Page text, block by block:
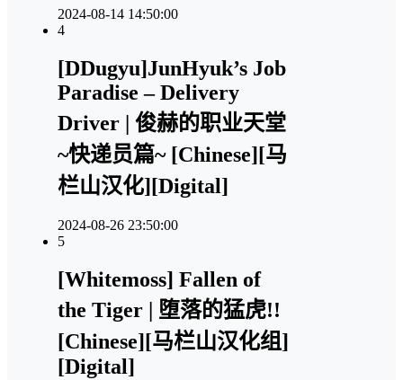
2024-08-14 14:50:00
4
[DDugyu]JunHyuk’s Job
Paradise – Delivery
Driver | 俊赫的职业天堂
~快递员篇~ [Chinese][马
栏山汉化][Digital]
2024-08-26 23:50:00
5
[Whitemoss] Fallen of
the Tiger | 堕落的猛虎!!
[Chinese][马栏山汉化组]
[Digital]